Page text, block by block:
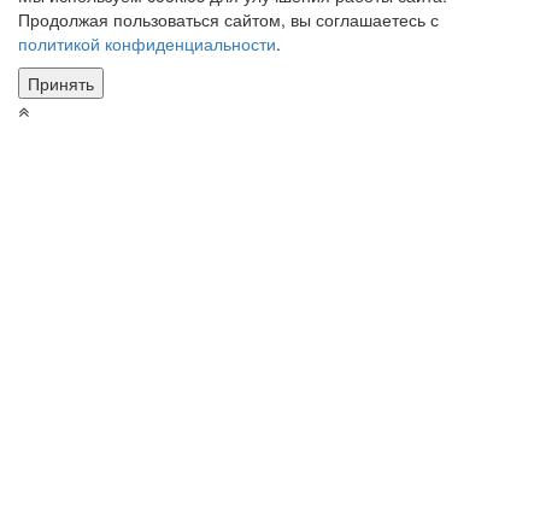
Продолжая пользоваться сайтом, вы соглашаетесь с
политикой конфиденциальности.
Принять